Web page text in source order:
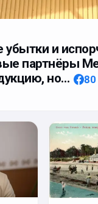
и
партнёры
но…
80